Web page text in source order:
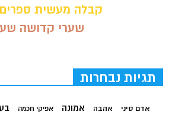
קבלה מעשית ספרים
שערי קדושה
תגיות נבחרות
אדם סיני אהבה אמונה אפיקי חכמה